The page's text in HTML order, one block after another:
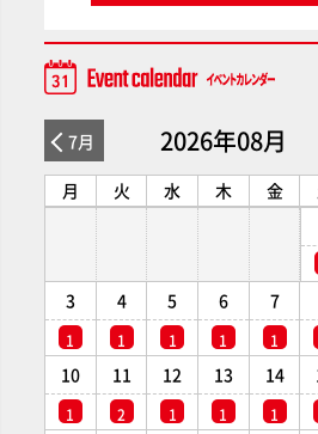
7月 2026年08月
月 火 水 木 金
3
1
4
1
5
1
6
1
7
1
10
1
11
2
12
1
13
1
14
1